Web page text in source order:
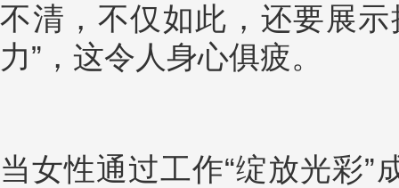
不清，不仅如此，还要展
力”，这令人身心俱疲。
当女性通过工作“绽放光彩